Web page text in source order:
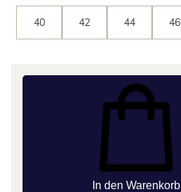
40 42 44 46
In den Warenkorb